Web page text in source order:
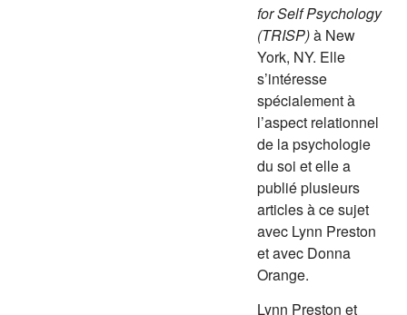
for Self Psychology
(TRISP)à New
York, NY. Elle
s’intéresse
spécialement à
l’aspect relationnel
de la psychologie
du soi et elle a
publié plusieurs
articles à ce sujet
avec Lynn Preston
et avec Donna
Orange.
Lynn Preston et